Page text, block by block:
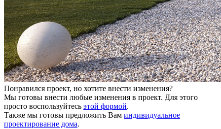
Понравился проект, но хотите внести изменения?
Мы готовы внести любые изменения в проект. Для этого
просто воспользуйтесь этой формой.
Также мы готовы предложить Вам индивидуальное
проектирование дома.